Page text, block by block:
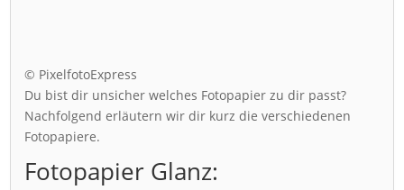
© PixelfotoExpress
Du bist dir unsicher welches Fotopapier zu dir passt?
Nachfolgend erläutern wir dir kurz die verschiedenen
Fotopapiere.
Fotopapier Glanz: